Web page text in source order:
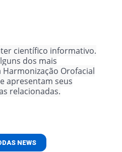
científico informativo.
dos mais
Orofacial
apresentam seus
relacionadas.
NEWS